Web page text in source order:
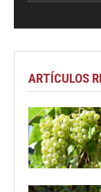
ARTÍCULOS